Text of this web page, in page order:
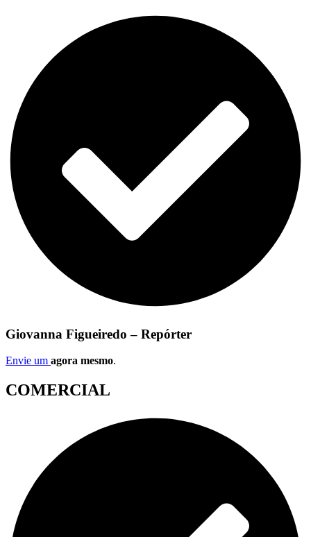
Giovanna Figueiredo – Repórter
Envie um agora mesmo.
COMERCIAL